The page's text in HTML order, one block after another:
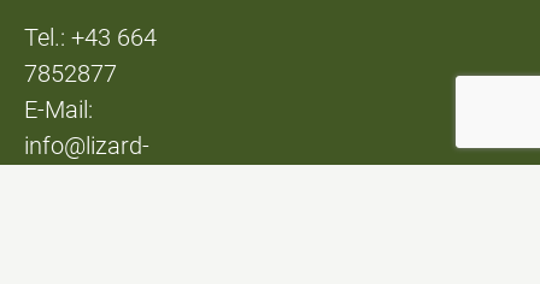
Tel.: +43 664
7852877
E-Mail:
info@lizard-